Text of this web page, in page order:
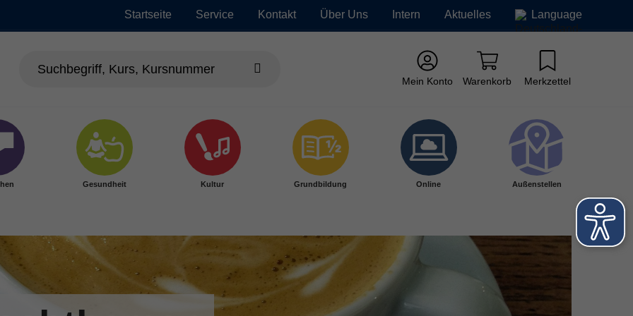
Startseite Service Kontakt Über Uns Intern Aktuelles Language
Mein Konto Warenkorb Merkzettel
Gesundheit Kultur Grundbildung Online Außenstellen